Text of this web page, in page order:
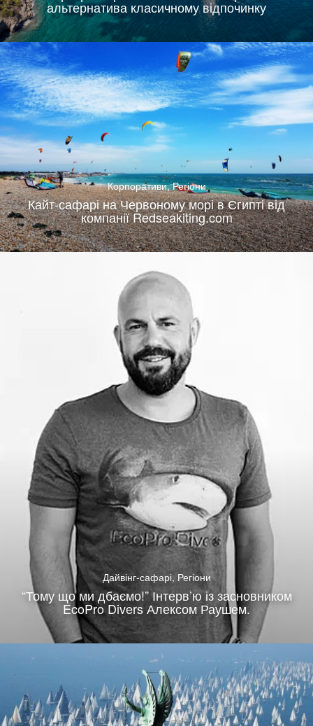
альтернатива класичному відпочинку
Корпоративи,Регіони
Кайт-сафарі на Червоному морі в Єгипті від
компанії Redseakiting.com
Дайвінг-сафарі, Регіони
“Тому що ми дбаємо!” Інтерв’ю із засновником
EcoPro Divers Алексом Раушем.